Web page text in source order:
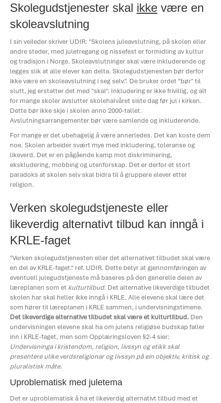
Skolegudstjenester skal ikke være en
skoleavslutning
I sin veileder skriver UDIR: "Skolens juleavslutning, på skolen eller
andre steder, med juletregang og nissefest er formidling av kultur
og tradisjon i Norge. Skoleavslutninger skal være inkluderende og
legges slik at alle elever kan delta. Skolegudstjenesten bør derfor
ikke være en skoleavslutning i seg selv.". De bruker ordet "bør" til
slutt, jeg erstatter det med "skal". Inkludering er ikke frivillig, og alt
for mange skoler avslutter skolehalvåret siste dag før jul i kirken.
Dette bør ikke skje i skolen anno 2000-tallet.
Avslutningsarrangementer bør være samlende og inkluderende.
For mange er det ubehagelig å være annerledes. Det kan koste dem
noe. Skolen arbeider svært mye med inkludering, toleranse og
likeverd. Det er en pågående kamp mot diskriminering,
ekskludering, mobbing og utenforskap. Det er derfor et stort
paradoks at skolen selv skal bidra til å gruppere elever etter
religion.
Verken skolegudstjeneste eller
likeverdig alternativt tilbud kan inngå i
KRLE-faget
"Verken skolegudstjenesten eller det alternativet tilbudet skal være
en del av KRLE-faget." ref. UDIR. Dette betyr at gjennomføringen av
eventuell julegudstjeneste må baseres på den generelle delen av
læreplanen som et kulturtilbud. Det alternative likeverdige tilbudet
skolen har skal heller ikke inngå i KRLE. Alle elevene skal lære det
som hører til læreplanen i KRLE sammen, i undervisningstimene.
Det likeverdige alternative tilbudet skal være et kulturtilbud. Den
undervisningen elevene skal ha om julens religiøse budskap faller
inn i KRLE-faget, men som Opplæringsloven §2-4 sier:
Undervisninga i kristendom, religion, livssyn og etikk skal
presentere ulike verdsreligionar og livssyn på ein objektiv, kritisk og
pluralistisk måte.
Uproblematisk med juletema
Det er uproblematisk å ha et likeverdig alternativt tilbud med et